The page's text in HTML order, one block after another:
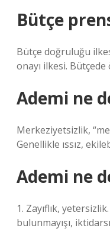
Bütçe
Bütçe doğruluğu
onayı ilkesi. Bütçede
Ademi ne
Merkeziyetsizlik,
Genellikle ıssız,
Ademi ne
1. Zayıflık,
bulunmayışı,